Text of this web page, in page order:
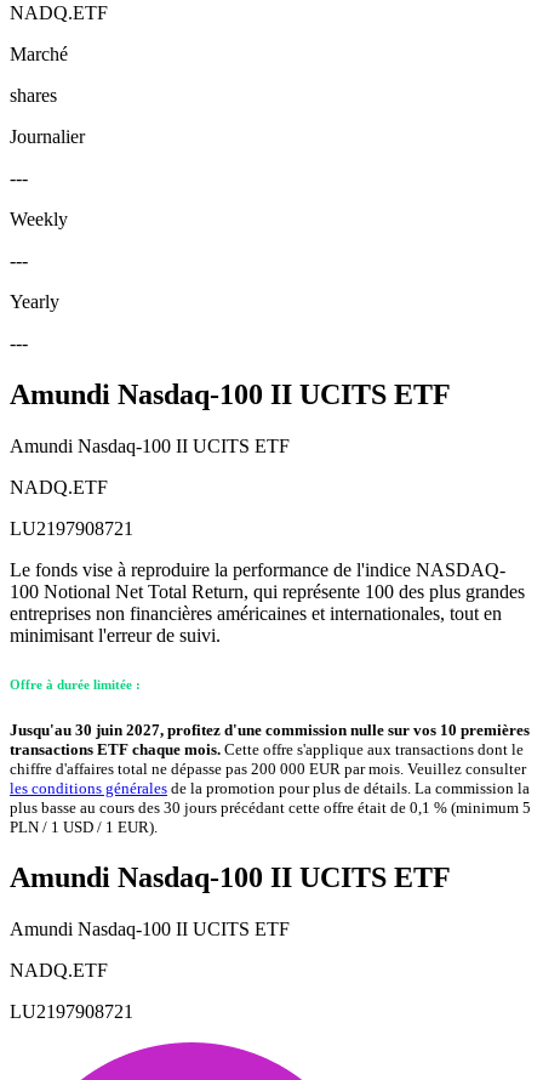
NADQ.ETF
Marché
shares
Journalier
---
Weekly
---
Yearly
---
Amundi Nasdaq-100 II UCITS ETF
Amundi Nasdaq-100 II UCITS ETF
NADQ.ETF
LU2197908721
Le fonds vise à reproduire la performance de l'indice NASDAQ-
100 Notional Net Total Return, qui représente 100 des plus grandes
entreprises non financières américaines et internationales, tout en
minimisant l'erreur de suivi.
Offre à durée limitée :
Jusqu'au 30 juin 2027, profitez d'une commission nulle sur vos 10 premières
transactions ETF chaque mois. Cette offre s'applique aux transactions dont le
chiffre d'affaires total ne dépasse pas 200 000 EUR par mois. Veuillez consulter
les conditions générales de la promotion pour plus de détails. La commission la
plus basse au cours des 30 jours précédant cette offre était de 0,1 % (minimum 5
PLN / 1 USD / 1 EUR).
Amundi Nasdaq-100 II UCITS ETF
Amundi Nasdaq-100 II UCITS ETF
NADQ.ETF
LU2197908721